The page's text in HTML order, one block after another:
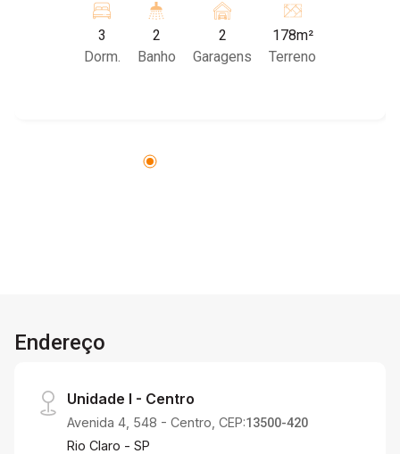
Casa 02: Garagem para 01 Carro e 02 Motos,
Sala de Jantar e Estar, 01 Dormitório, 01
Banheiro Social, 01 Cozinha e 01 Area de
3
Dorm.
2
Banho
2
Garagens
178m²
Terreno
Endereço
Unidade I - Centro
Avenida 4, 548 - Centro, CEP:13500-420
Rio Claro - SP